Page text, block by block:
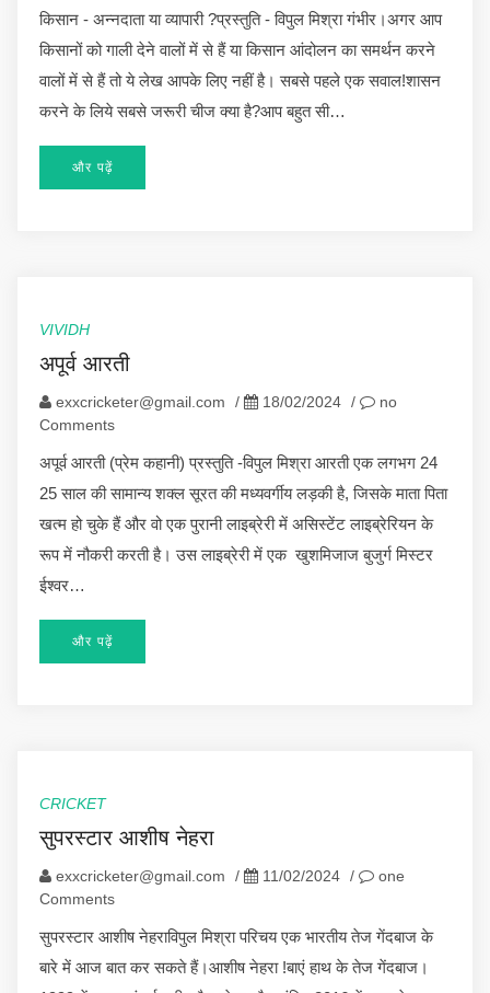
किसान - अन्नदाता या व्यापारी ?प्रस्तुति - विपुल मिश्रा गंभीर।अगर आप
किसानों को गाली देने वालों में से हैं या किसान आंदोलन का समर्थन करने
वालों में से हैं तो ये लेख आपके लिए नहीं है। सबसे पहले एक सवाल!शासन
करने के लिये सबसे जरूरी चीज क्या है?आप बहुत सी…
और पढ़ें
VIVIDH
अपूर्व आरती
exxcricketer@gmail.com / 18/02/2024 /
no
Comments
अपूर्व आरती (प्रेम कहानी) प्रस्तुति -विपुल मिश्रा आरती एक लगभग 24
25 साल की सामान्य शक्ल सूरत की मध्यवर्गीय लड़की है, जिसके माता पिता
खत्म हो चुके हैं और वो एक पुरानी लाइब्रेरी में असिस्टेंट लाइब्रेरियन के
रूप में नौकरी करती है। उस लाइब्रेरी में एक खुशमिजाज बुजुर्ग मिस्टर
ईश्वर…
और पढ़ें
CRICKET
सुपरस्टार आशीष नेहरा
exxcricketer@gmail.com / 11/02/2024 /
one
Comments
सुपरस्टार आशीष नेहराविपुल मिश्रा परिचय एक भारतीय तेज गेंदबाज के
बारे में आज बात कर सकते हैं।आशीष नेहरा !बाएं हाथ के तेज गेंदबाज।